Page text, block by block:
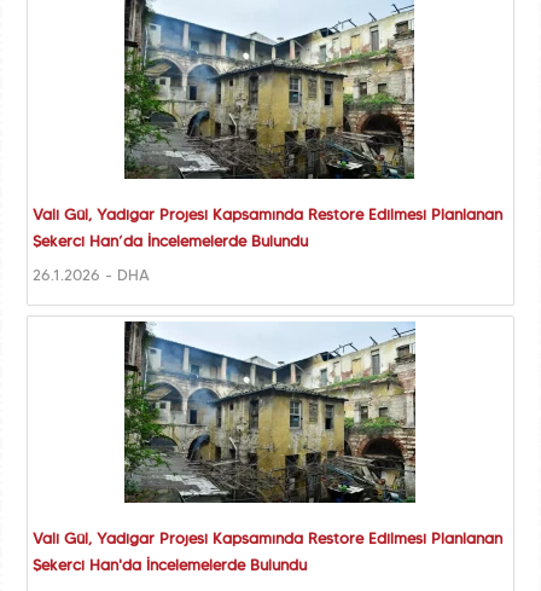
Vali Gül, Yadigar Projesi Kapsamında Restore Edilmesi Planlanan
Şekerci Han’da İncelemelerde Bulundu
26.1.2026 - DHA
Vali Gül, Yadigar Projesi Kapsamında Restore Edilmesi Planlanan
Şekerci Han'da İncelemelerde Bulundu